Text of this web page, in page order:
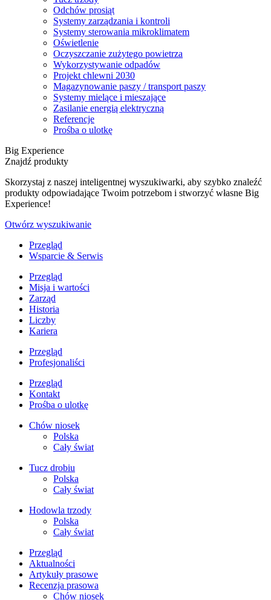
Odchów prosiąt
Systemy zarządzania i kontroli
Systemy sterowania mikroklimatem
Oświetlenie
Oczyszczanie zużytego powietrza
Wykorzystywanie odpadów
Projekt chlewni 2030
Magazynowanie paszy / transport paszy
Systemy mielące i mieszające
Zasilanie energią elektryczną
Referencje
Prośba o ulotkę
Big Experience
Znajdź produkty
Skorzystaj z naszej inteligentnej wyszukiwarki, aby szybko znaleźć
produkty odpowiadające Twoim potrzebom i stworzyć własne Big
Experience!
Otwórz wyszukiwanie
Przegląd
Wsparcie & Serwis
Przegląd
Misja i wartości
Zarząd
Historia
Liczby
Kariera
Przegląd
Profesjonaliści
Przegląd
Kontakt
Prośba o ulotkę
Chów niosek
Polska
Cały świat
Tucz drobiu
Polska
Cały świat
Hodowla trzody
Polska
Cały świat
Przegląd
Aktualności
Artykuły prasowe
Recenzja prasowa
Chów niosek